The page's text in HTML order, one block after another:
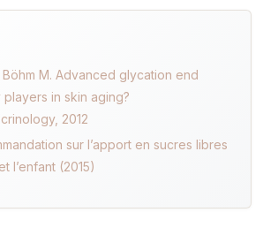
M. Advanced glycation end
players in skin aging?
2012
sur l’apport en sucres libres
l’enfant (2015)